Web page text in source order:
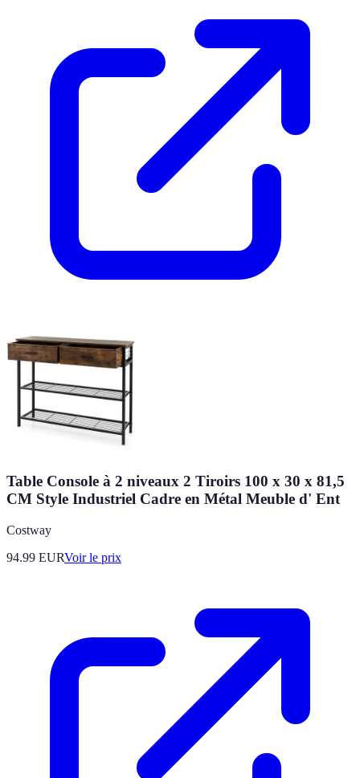
Table Console à 2 niveaux 2 Tiroirs 100 x 30 x 81,5
CM Style Industriel Cadre en Métal Meuble d' Ent
Costway
94.99 EURVoir le prix